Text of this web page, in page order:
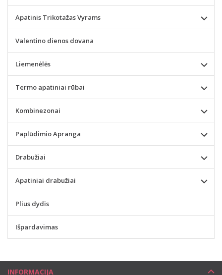
Apatinis Trikotažas Vyrams
Valentino dienos dovana
Liemenėlės
Termo apatiniai rūbai
Kombinezonai
Paplūdimio Apranga
Drabužiai
Apatiniai drabužiai
Plius dydis
Išpardavimas
INFORMACIJA